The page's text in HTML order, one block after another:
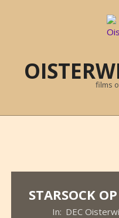
films
Primary
STARSOCK
In: DEC